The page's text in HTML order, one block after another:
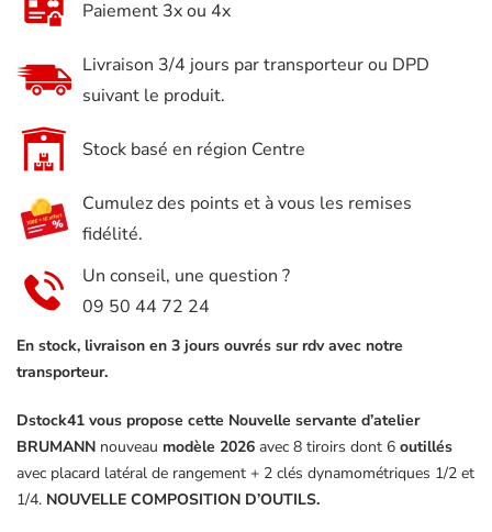
Atelier
Brumann
tiroirs
remplis
d'outils
+
placard
latéral
+
clés
dynamométrique
GRIS
Paiement 3x ou 4x
Livraison 3/4 jours par transporteur ou DPD
suivant le produit.
Stock basé en région Centre
Cumulez des points et à vous les remises
fidélité.
Un conseil, une question ?
09 50 44 72 24
En stock, livraison en 3 jours ouvrés sur rdv avec notre
transporteur.
Dstock41 vous propose cette Nouvelle servante d’atelier
BRUMANN nouveau modèle 2026 avec 8 tiroirs dont 6 outillés
avec placard latéral de rangement + 2 clés dynamométriques 1/2 et
1/4. NOUVELLE COMPOSITION D’OUTILS.